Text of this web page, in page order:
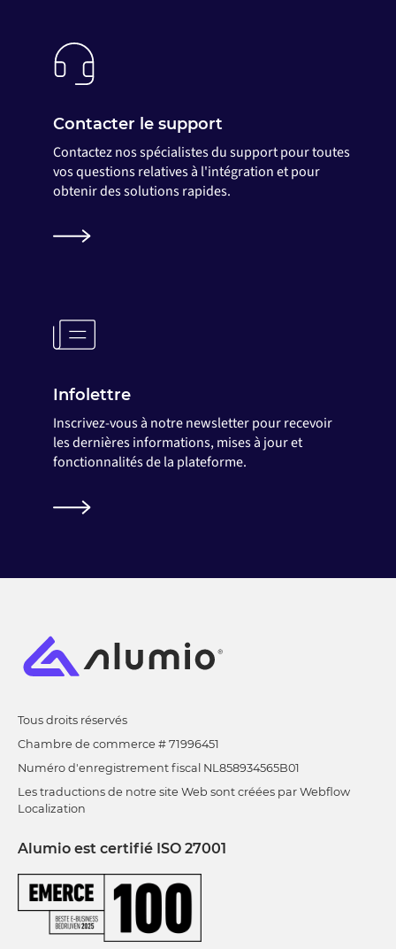
Contacter le support
Contactez nos spécialistes du support pour toutes
vos questions relatives à l'intégration et pour
obtenir des solutions rapides.
Infolettre
Inscrivez-vous à notre newsletter pour recevoir
les dernières informations, mises à jour et
fonctionnalités de la plateforme.
Tous droits réservés
Chambre de commerce # 71996451
Numéro d'enregistrement fiscal NL858934565B01
Les traductions de notre site Web sont créées par Webflow
Localization
Alumio est certifié ISO 27001